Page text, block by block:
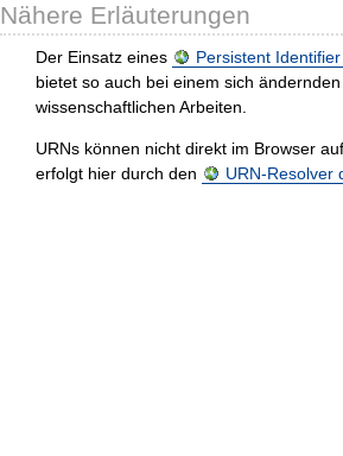
Nähere Erläuterungen
Der Einsatz eines Persistent
bietet so auch bei einem sich ändernden
wissenschaftlichen Arbeiten.
URNs können nicht direkt im Browser
erfolgt hier durch den
URN-Resolver